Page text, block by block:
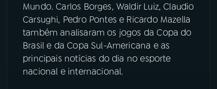
06VIDEOCASTS
Mundo. Carlos Borges, Waldir Luiz, Claudio
Carsughi, Pedro Pontes e Ricardo Mazella
também analisaram os jogos da Copa do
Brasil e da Copa Sul-Americana e as
principais notícias do dia no esporte
nacional e internacional.